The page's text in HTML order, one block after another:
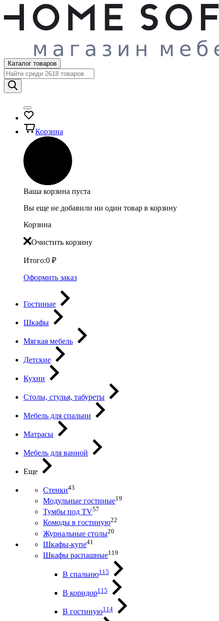
Каталог товаров
Корзина
Ваша корзина пуста
Вы еще не добавили ни один товар в корзину
Корзина
Очистить корзину
Итого:0 ₽
Оформить заказ
Гостиные
Шкафы
Мягкая мебель
Детские
Кухни
Столы, стулья, табуреты
Мебель для спальни
Матрасы
Мебель для ванной
Еще
Стенки43
Модульные гостиные19
Тумбы под ТV57
Комоды в гостиную22
Журнальные столы20
Шкафы-купе41
Шкафы распашные119
В спальню115
В коридор115
В гостиную114